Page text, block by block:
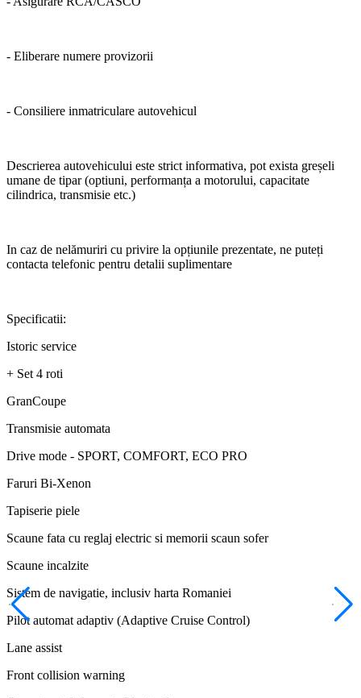
- Eliberare numere provizorii
- Consiliere inmatriculare autovehicul
Descrierea autovehicului este strict informativa, pot exista greșeli
umane de tipar (optiuni, performanța a motorului, capacitate
cilindrica, transmisie etc.)
In caz de nelămuriri cu privire la opțiunile prezentate, ne puteți
contacta telefonic pentru detalii suplimentare
Specificatii:
Istoric service
+ Set 4 roti
GranCoupe
Transmisie automata
Drive mode - SPORT, COMFORT, ECO PRO
Faruri Bi-Xenon
Tapiserie piele
Scaune fata cu reglaj electric si memorii scaun sofer
Scaune incalzite
Sistem de navigatie, inclusiv harta Romaniei
Pilot automat adaptiv (Adaptive Cruise Control)
Lane assist
Front collision warning